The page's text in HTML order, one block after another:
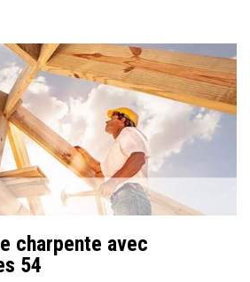
charpente avec
54